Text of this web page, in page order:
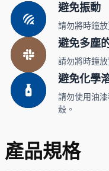
避免振動
請勿將時鐘
避免多塵
請勿將時鐘
避免化學
請勿使用油
殼。
產品規格